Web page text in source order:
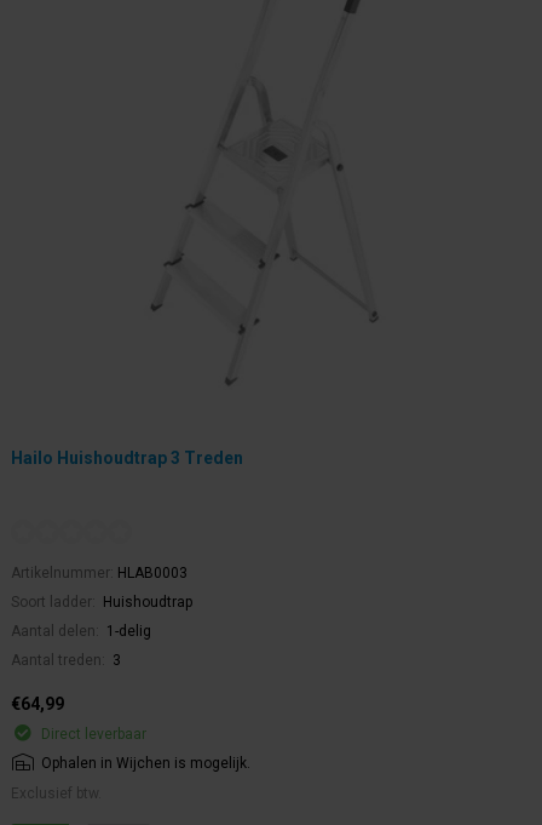
Hailo Huishoudtrap 3 Treden
Artikelnummer: HLAB0003
Soort ladder:
Huishoudtrap
Aantal delen:
1-delig
Aantal treden:
3
€64,99
Direct leverbaar
Ophalen in Wijchen is mogelijk.
Exclusief btw.